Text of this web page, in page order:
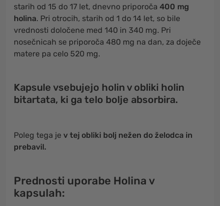
starih od 15 do 17 let, dnevno priporoča 400 mg
holina. Pri otrocih, starih od 1 do 14 let, so bile
vrednosti določene med 140 in 340 mg. Pri
nosečnicah se priporoča 480 mg na dan, za doječe
matere pa celo 520 mg.
Kapsule vsebujejo holin v obliki holin
bitartata, ki ga telo bolje absorbira.
Poleg tega je v tej obliki bolj nežen do želodca in
prebavil.
Prednosti uporabe Holina v
kapsulah: